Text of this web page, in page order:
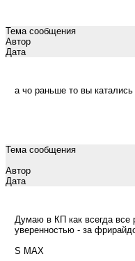
Тема сообщения
Автор
Дата
а чо раньше то вы
Тема сообщения
Автор
Дата
Думаю в КП как всегда все
уверенностью - за
S MAX